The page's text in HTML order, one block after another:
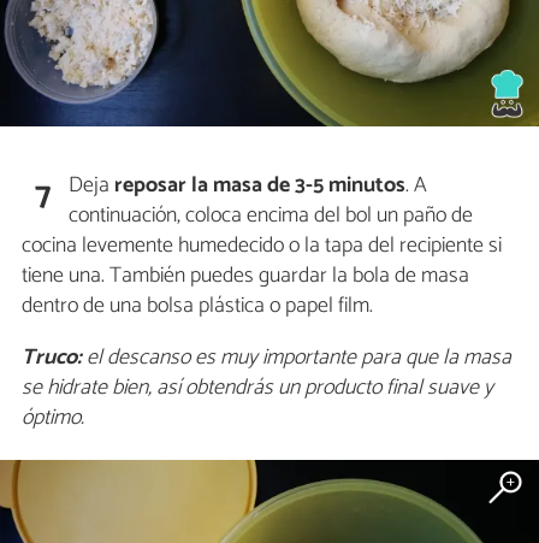
7 Deja reposar la masa de 3-5 minutos. A
continuación, coloca encima del bol un paño de
cocina levemente humedecido o la tapa del recipiente si
tiene una. También puedes guardar la bola de masa
dentro de una bolsa plástica o papel film.
Truco:el descanso es muy importante para que la masa
se hidrate bien, así obtendrás un producto final suave y
óptimo.